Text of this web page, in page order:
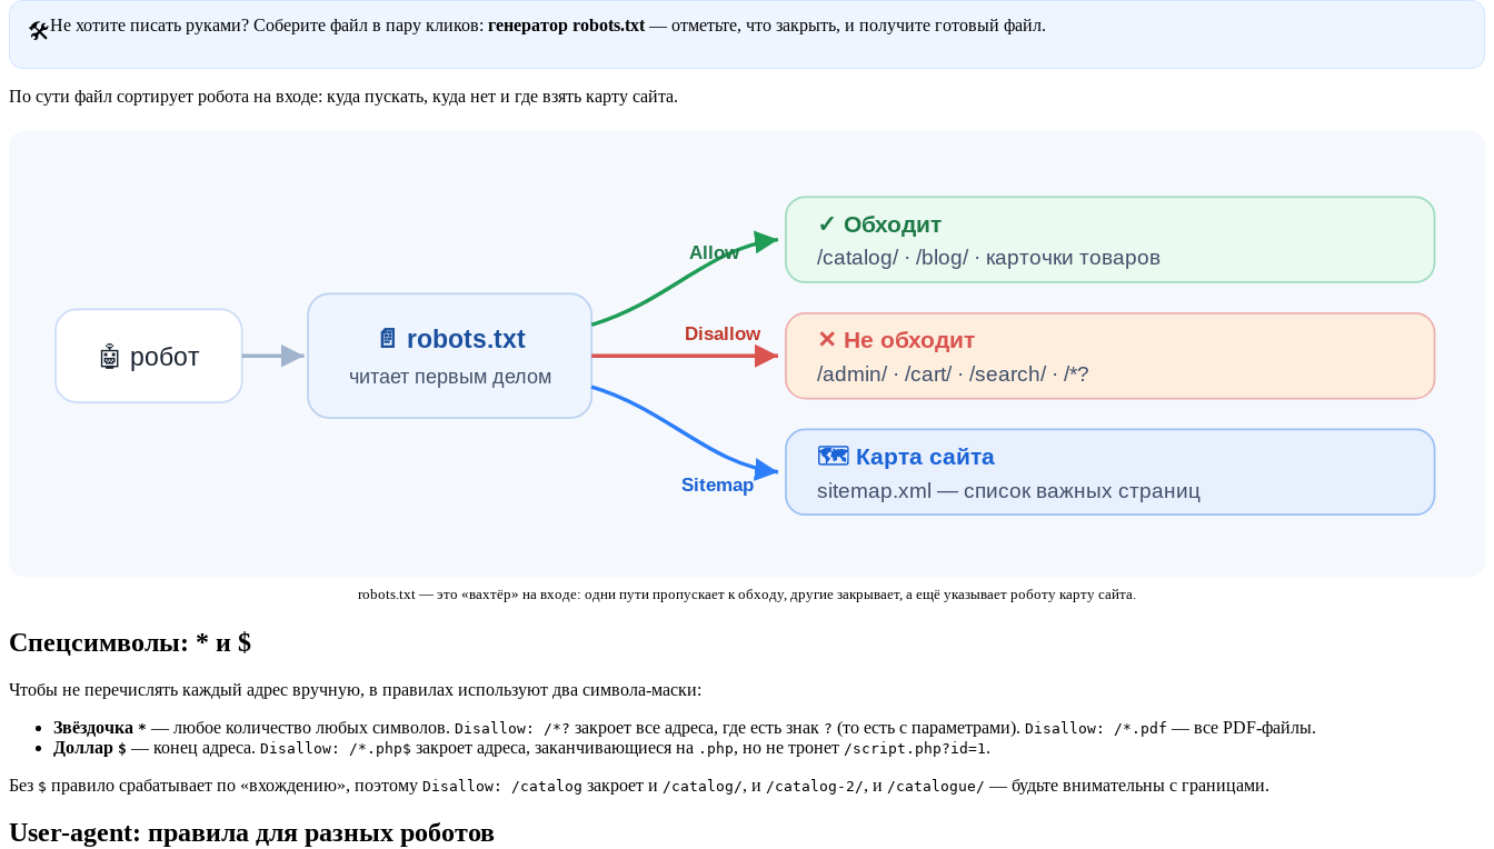
🛠Не хотите писать руками? Соберите файл в пару кликов: генератор robots.txt — отметьте, что закрыть, и получите готовый файл.
По сути файл сортирует робота на входе: куда пускать, куда нет и где взять карту сайта.
🤖 робот
📄 robots.txt
читает первым делом
Allow
Disallow
Sitemap
✓ Обходит
/catalog/ · /blog/ · карточки товаров
✕ Не обходит
/admin/ · /cart/ · /search/ · /*?
🗺 Карта сайта
sitemap.xml — список важных страниц
robots.txt — это «вахтёр» на входе: одни пути пропускает к обходу, другие закрывает, а ещё указывает роботу карту сайта.
Спецсимволы: * и $
Чтобы не перечислять каждый адрес вручную, в правилах используют два символа-маски:
Звёздочка * — любое количество любых символов. Disallow: /*? закроет все адреса, где есть знак ? (то есть с параметрами). Disallow: /*.pdf — все PDF-файлы.
Доллар $ — конец адреса. Disallow: /*.php$ закроет адреса, заканчивающиеся на .php, но не тронет /script.php?id=1.
Без $ правило срабатывает по «вхождению», поэтому Disallow: /catalog закроет и /catalog/, и /catalog-2/, и /catalogue/ — будьте внимательны с границами.
User-agent: правила для разных роботов